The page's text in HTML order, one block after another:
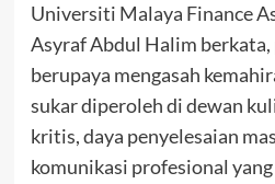
Universiti Malaya Finance
Asyraf Abdul Halim
berupaya mengasah
sukar diperoleh di dewan
kritis, daya penyelesaian
komunikasi profesional